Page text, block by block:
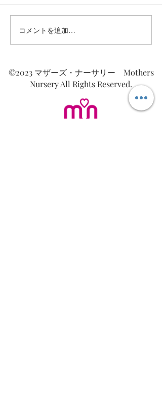
共に良いコーチングの時
間を過ごすためにしって
「5歳の子どもに返ろ
う。」
コメントを追加…
©2023 マザーズ・ナーサリー Mothers
Nursery All Rights Reserved.